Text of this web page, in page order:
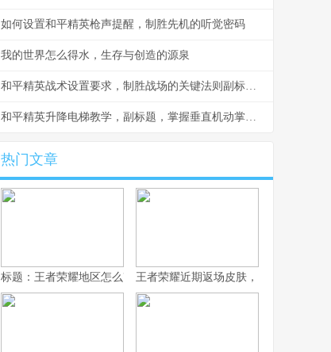
如何设置和平精英枪声提醒，制胜先机的听觉密码
我的世界怎么得水，生存与创造的源泉
和平精英战术设置要求，制胜战场的关键法则副标题，从设置到实战的全面解析
和平精英升降电梯教学，副标题，掌握垂直机动掌控战场
热门文章
标题：王者荣耀地区怎么改，资深玩家手把手教你
王者荣耀近期返场皮肤，旧梦重燃的